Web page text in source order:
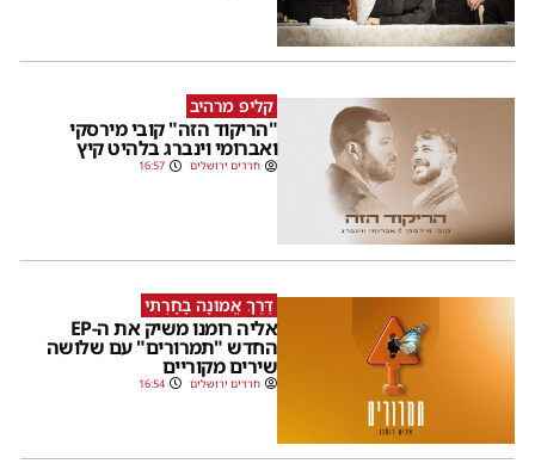
קליפ מרהיב
"הריקוד הזה" קובי מירסקי
ואברומי וינברג בלהיט קיץ
חרדים ירושלים 16:57
דֶּרֶךְ אֱמוּנָה בָחָרְתִּי
אליה רומנו משיק את ה-EP
החדש "תמרורים" עם שלושה
שירים מקוריים
חרדים ירושלים 16:54